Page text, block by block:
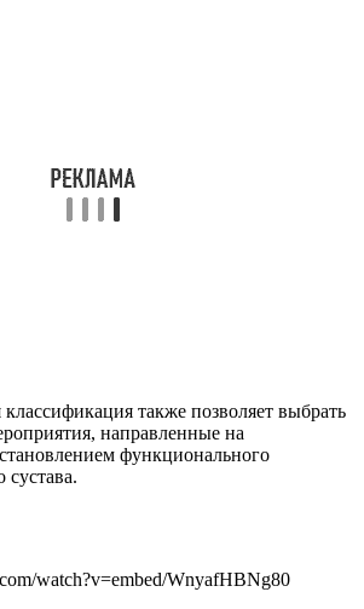
также позволяет выбрать
направленные на
функционального
сустава.
watch?v=embed/WnyafHBNg80